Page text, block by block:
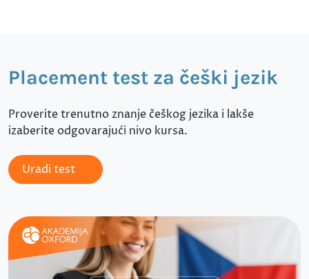
Placement test za češki jezik
Proverite trenutno znanje češkog jezika i lakše
izaberite odgovarajući nivo kursa.
Uradi test